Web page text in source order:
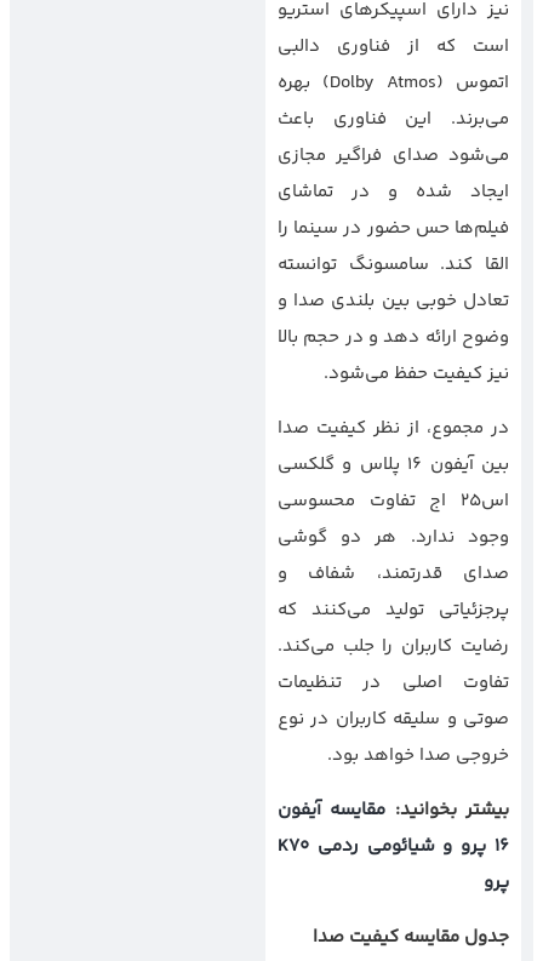
نیز دارای اسپیکرهای استریو
است که از فناوری دالبی
اتموس (Dolby Atmos) بهره
می‌برند. این فناوری باعث
می‌شود صدای فراگیر مجازی
ایجاد شده و در تماشای
فیلم‌ها حس حضور در سینما را
القا کند. سامسونگ توانسته
تعادل خوبی بین بلندی صدا و
وضوح ارائه دهد و در حجم بالا
نیز کیفیت حفظ می‌شود.
در مجموع، از نظر کیفیت صدا
بین آیفون 16 پلاس و گلکسی
اس25 اج تفاوت محسوسی
وجود ندارد. هر دو گوشی
صدای قدرتمند، شفاف و
پرجزئیاتی تولید می‌کنند که
رضایت کاربران را جلب می‌کند.
تفاوت اصلی در تنظیمات
صوتی و سلیقه کاربران در نوع
خروجی صدا خواهد بود.
بیشتر بخوانید: مقایسه آیفون
16 پرو و شیائومی ردمی K70
پرو
جدول مقایسه کیفیت صدا